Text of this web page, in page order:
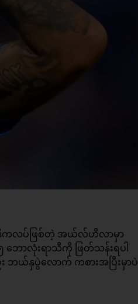
ဒီကလပ်ဖြစ်တဲ့ အယ်လ်ဟီလာမှာ
ောလုံးရာသီကို ဖြတ်သန်းရပါ
ယ်နှပွဲလောက် ကစားအပြီးမှာပဲ